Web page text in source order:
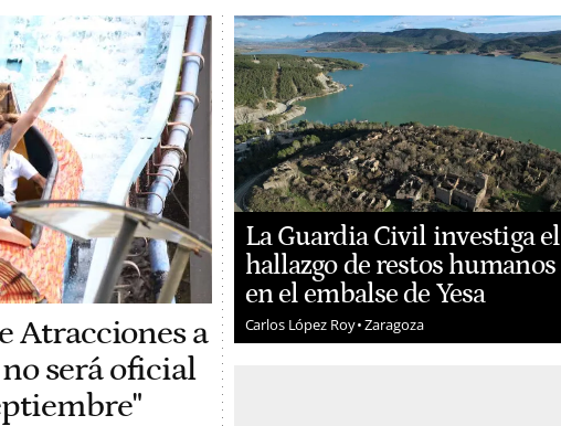
Atracciones a
será oficial
La Guardia Civil investiga el
hallazgo de restos humanos
en el embalse de Yesa
Carlos López Roy Zaragoza